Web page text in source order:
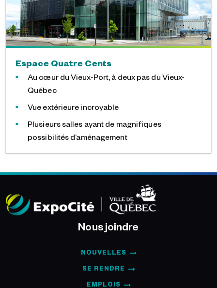
Espace Quatre Cents
Au cœur du Vieux-Port, à deux pas du Vieux-
Québec
Vue extérieure incroyable
Plusieurs salles ayant de magnifiques
possibilités d’aménagement
Nous joindre
NOUVELLES
SE RENDRE
EMPLOIS